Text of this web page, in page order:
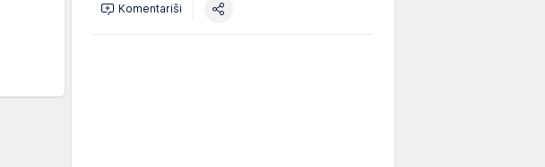
Komentariši